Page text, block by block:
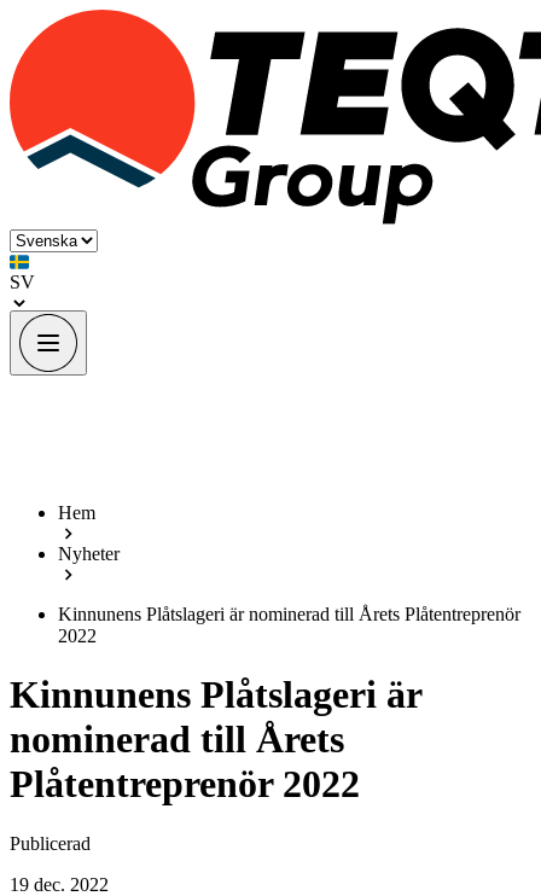
SV
Hem
Nyheter
Kinnunens Plåtslageri är nominerad till Årets Plåtentreprenör
2022
Kinnunens Plåtslageri är
nominerad till Årets
Plåtentreprenör 2022
Publicerad
19 dec. 2022